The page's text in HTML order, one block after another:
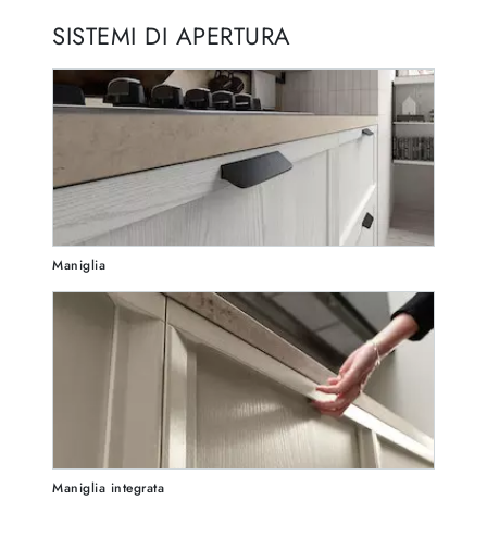
SISTEMI DI APERTURA
Maniglia
Maniglia integrata